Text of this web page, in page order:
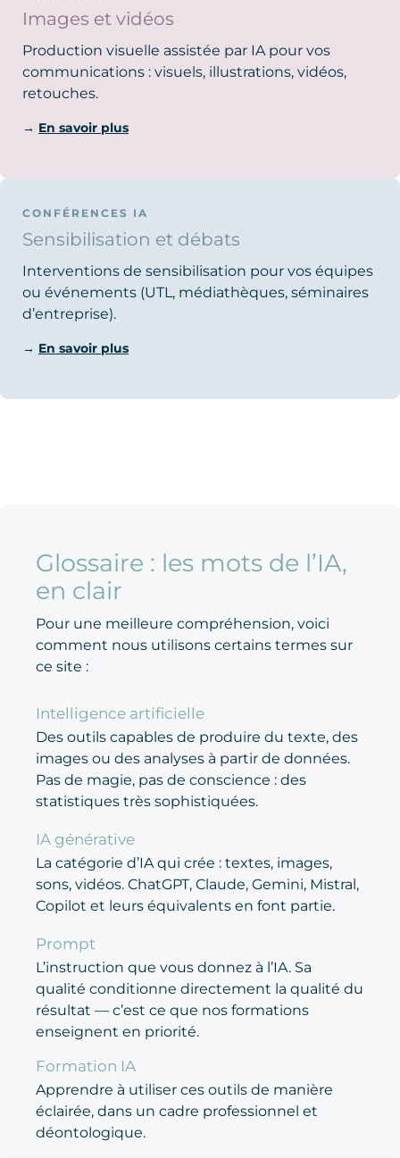
Images et vidéos
Production visuelle assistée par IA pour vos
communications : visuels, illustrations, vidéos,
retouches.
→ En savoir plus
CONFÉRENCES IA
Sensibilisation et débats
Interventions de sensibilisation pour vos équipes
ou événements (UTL, médiathèques, séminaires
d’entreprise).
→ En savoir plus
Glossaire : les mots de l’IA,
en clair
Pour une meilleure compréhension, voici
comment nous utilisons certains termes sur
ce site :
Intelligence artificielle
Des outils capables de produire du texte, des
images ou des analyses à partir de données.
Pas de magie, pas de conscience : des
statistiques très sophistiquées.
IA générative
La catégorie d’IA qui crée : textes, images,
sons, vidéos. ChatGPT, Claude, Gemini, Mistral,
Copilot et leurs équivalents en font partie.
Prompt
L’instruction que vous donnez à l’IA. Sa
qualité conditionne directement la qualité du
résultat — c’est ce que nos formations
enseignent en priorité.
Formation IA
Apprendre à utiliser ces outils de manière
éclairée, dans un cadre professionnel et
déontologique.